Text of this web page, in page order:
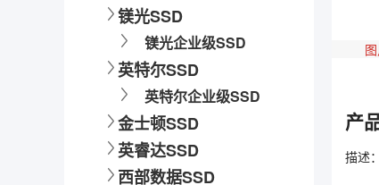
镁光SSD
镁光企业级SSD
英特尔SSD
英特尔企业级SSD
金士顿SSD
英睿达SSD
西部数据SSD
产
描述：